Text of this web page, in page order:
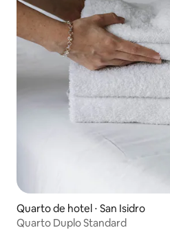
Quarto de hotel ⋅ San Isidro
Quarto Duplo Standard